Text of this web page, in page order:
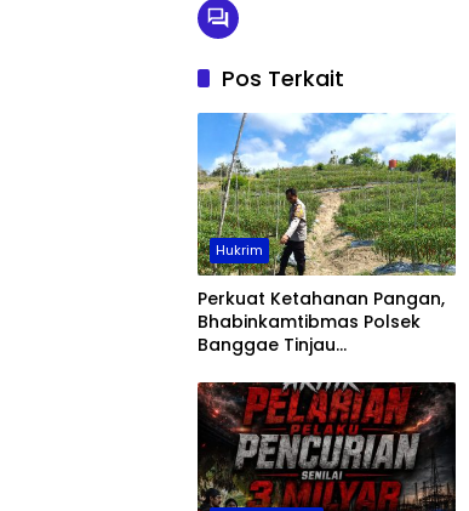
Pos Terkait
Hukrim
Perkuat Ketahanan Pangan,
Bhabinkamtibmas Polsek
Banggae Tinjau
Warga Salabulo